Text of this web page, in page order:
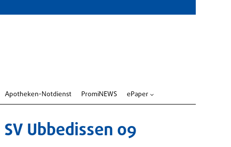
Apotheken-Notdienst PromiNEWS ePaper 3
Ubbedissen 09